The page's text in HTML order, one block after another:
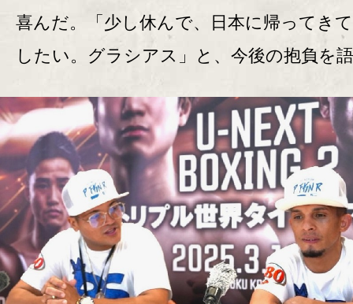
喜んだ。「少し休んで、日本に帰ってき
したい。グラシアス」と、今後の抱負を